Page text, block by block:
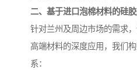
二、基于进口泡棉材料的硅
针对兰州及周边市场的需求
高端材料的深度应用，我们
系：